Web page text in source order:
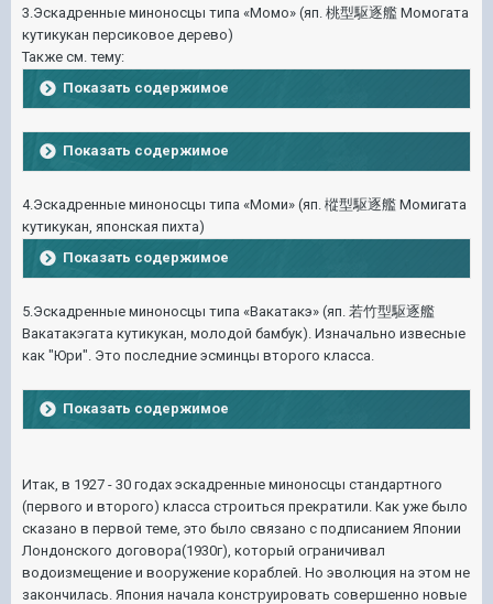
3.Эскадренные миноносцы типа «Момо» (яп. 桃型駆逐艦 Момогата
кутикукан персиковое дерево)
Также см. тему:
Показать содержимое
Показать содержимое
4.Эскадренные миноносцы типа «Моми» (яп. 樅型駆逐艦 Момигата
кутикукан, японская пихта)
Показать содержимое
5.Эскадренные миноносцы типа «Вакатакэ» (яп. 若竹型駆逐艦
Вакатакэгата кутикукан, молодой бамбук). Изначально извесные
как "Юри". Это последние эсминцы второго класса.
Показать содержимое
Итак, в 1927 - 30 годах эскадренные миноносцы стандартного
(первого и второго) класса строиться прекратили. Как уже было
сказано в первой теме, это было связано с подписанием Японии
Лондонского договора(1930г), который ограничивал
водоизмещение и вооружение кораблей. Но эволюция на этом не
закончилась. Япония начала конструировать совершенно новые